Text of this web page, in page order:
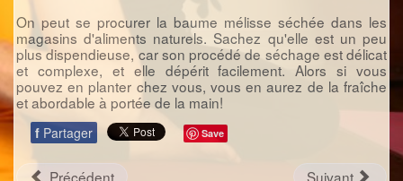
On peut se procurer la baume mélisse séchée dans les
magasins d'aliments naturels. Sachez qu'elle est un peu
plus dispendieuse, car son procédé de séchage est délicat
et complexe, et elle dépérit facilement. Alors si vous
pouvez en planter chez vous, vous en aurez de la fraîche
et abordable à portée de la main!
f Partager Save
Précédent Suivant